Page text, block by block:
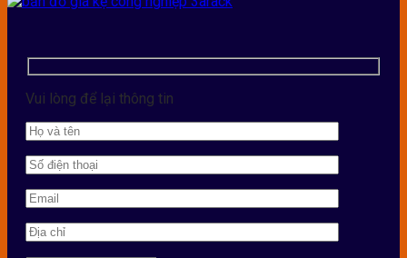
Vui lòng để lại thông tin